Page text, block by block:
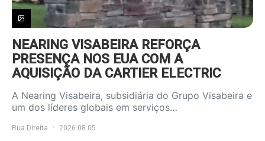
NEARING VISABEIRA REFORÇA
PRESENÇA NOS EUA COM A
AQUISIÇÃO DA CARTIER ELECTRIC
A Nearing Visabeira, subsidiária do Grupo Visabeira e
um dos líderes globais em serviços…
Rua Direita 2026.08.05